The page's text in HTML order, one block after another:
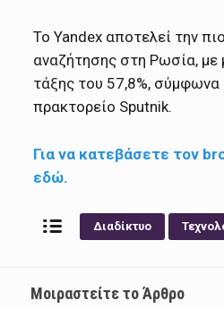
Το Yandex αποτελεί την
αναζήτησης στη Ρωσία, με
τάξης του 57,8%,
πρακτορείο Sputnik.
Για να κατεβάσετε τον
εδώ.
Διαδίκτυο
Μοιραστείτε το Άρθρο